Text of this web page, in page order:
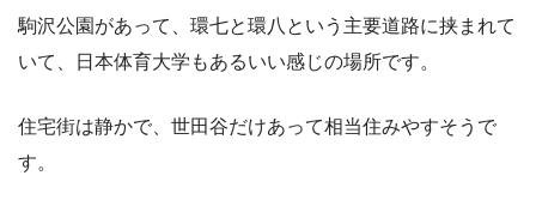
駒沢公園があって、環七と環八という主要道路に挟まれて
いて、日本体育大学もあるいい感じの場所です。
住宅街は静かで、世田谷だけあって相当住みやすそうで
す。